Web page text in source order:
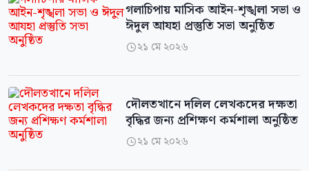
গলাচিপায় মাসিক আইন-শৃঙ্খলা সভা ও
ঈদুল আযহা প্রস্তুতি সভা অনুষ্ঠিত
২১ মে ২০২৬
দৌলতখানে দলিল লেখকদের দক্ষতা
বৃদ্ধির জন্য প্রশিক্ষণ কর্মশালা অনুষ্ঠিত
২১ মে ২০২৬